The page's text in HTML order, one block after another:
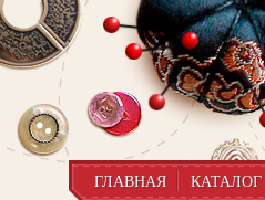
ГЛАВНАЯ
КАТАЛОГ